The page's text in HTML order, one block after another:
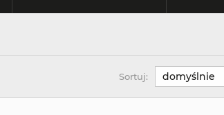
Sortuj: domyślnie